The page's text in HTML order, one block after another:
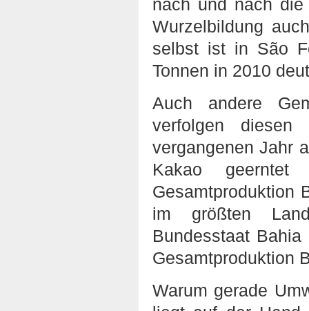
nach und nach
Wurzelbildung
selbst ist in São
Tonnen in 2010
Auch andere
verfolgen
vergangenen Jahr
Kakao
Gesamtproduktion
im größten
Bundesstaat
Gesamtproduktion
Warum gerade